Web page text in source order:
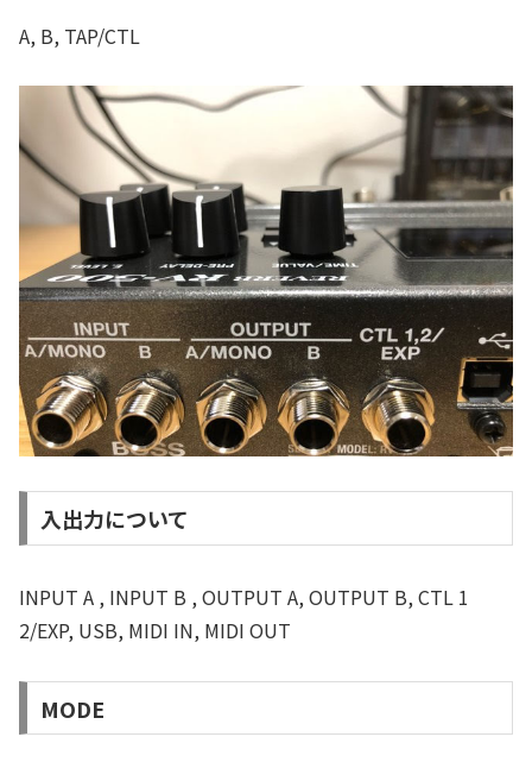
A, B, TAP/CTL
入出力について
INPUT A , INPUT B , OUTPUT A, OUTPUT B, CTL 1
2/EXP, USB, MIDI IN, MIDI OUT
MODE